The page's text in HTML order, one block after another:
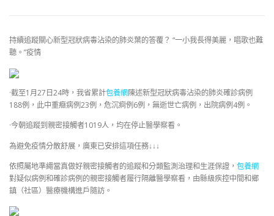
持續追蹤關心新型冠狀病毒沾染的肺炎葉的答覆？ “一小我長得美麗，唱歌也難
聽。”疫情
·截至1月27日24時，我省累計包養網陳述新型冠狀病毒沾染的肺炎確診病例
188例，此中重癥病例23例，危沉痾例6例，無逝世亡病例，出院病例4例。
·今朝追蹤到親密接觸者1019人，均在停止醫學察看。
為避免疫情分散舒展，廣東已安排這項任務↓↓↓
依照屬地準繩當真做好親密接觸者的追蹤和分類監測治理和生涯保證， 包養網
對疑似病例和確診病例的親密接觸者履行隔離醫學察看，由縣級疾控中間和鄉
鎮（社區）醫療機構進戶隨訪。